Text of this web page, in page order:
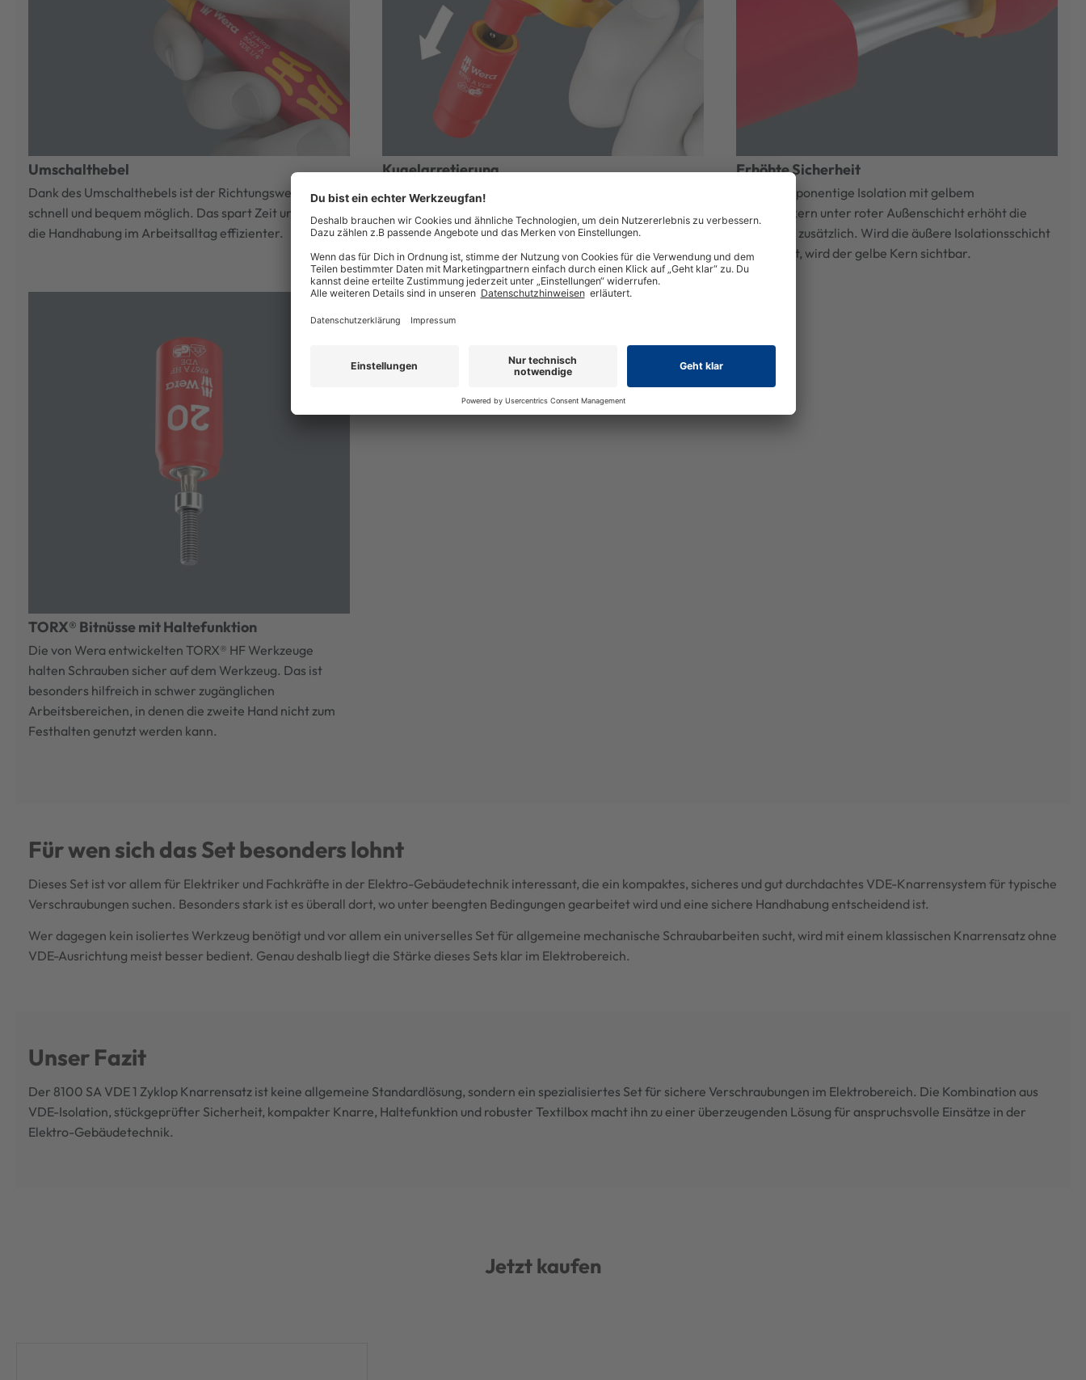
Umschalthebel
Dank des Umschalthebels ist der Richtungswechsel
schnell und bequem möglich. Das spart Zeit und macht
die Handhabung im Arbeitsalltag effizienter.
Kugelarretierung
Die Kugelarretierung sorgt für sicheren Sitz der Nüsse
und des Zubehörs und damit für verlässliche Sicherheit
während des Verschraubens.
Erhöhte Sicherheit
Die 2-komponentige Isolation mit gelbem
Isolationskern unter roter Außenschicht erhöht die
Sicherheit zusätzlich. Wird die äußere Isolationsschicht
beschädigt, wird der gelbe Kern sichtbar.
TORX® Bitnüsse mit Haltefunktion
Die von Wera entwickelten TORX® HF Werkzeuge
halten Schrauben sicher auf dem Werkzeug. Das ist
besonders hilfreich in schwer zugänglichen
Arbeitsbereichen, in denen die zweite Hand nicht zum
Festhalten genutzt werden kann.
Für wen sich das Set besonders lohnt
Dieses Set ist vor allem für Elektriker und Fachkräfte in der Elektro-Gebäudetechnik interessant, die ein kompaktes, sicheres und gut durchdachtes VDE-Knarrensystem für typische
Verschraubungen suchen. Besonders stark ist es überall dort, wo unter beengten Bedingungen gearbeitet wird und eine sichere Handhabung entscheidend ist.
Wer dagegen kein isoliertes Werkzeug benötigt und vor allem ein universelles Set für allgemeine mechanische Schraubarbeiten sucht, wird mit einem klassischen Knarrensatz ohne
VDE-Ausrichtung meist besser bedient. Genau deshalb liegt die Stärke dieses Sets klar im Elektrobereich.
Unser Fazit
Der 8100 SA VDE 1 Zyklop Knarrensatz ist keine allgemeine Standardlösung, sondern ein spezialisiertes Set für sichere Verschraubungen im Elektrobereich. Die Kombination aus
VDE-Isolation, stückgeprüfter Sicherheit, kompakter Knarre, Haltefunktion und robuster Textilbox macht ihn zu einer überzeugenden Lösung für anspruchsvolle Einsätze in der
Elektro-Gebäudetechnik.
Jetzt kaufen